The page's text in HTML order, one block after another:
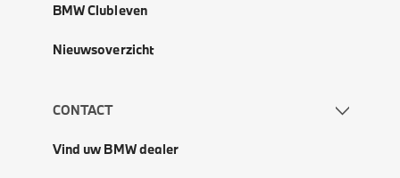
BMW Clubleven
Nieuwsoverzicht
CONTACT
Vind uw BMW dealer